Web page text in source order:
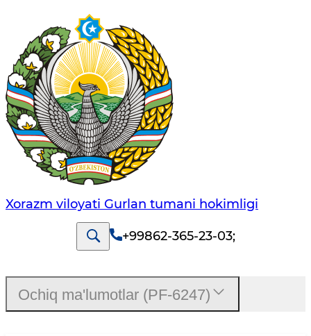
Xorazm viloyati Gurlan tumani hokimligi
+99862-365-23-03;
Ochiq ma'lumotlar (PF-6247)